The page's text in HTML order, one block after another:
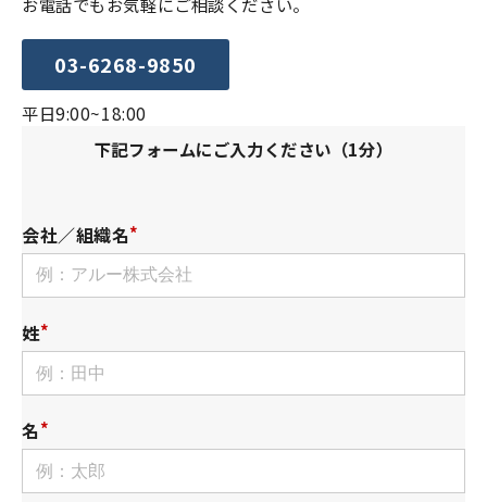
03-6268-9850
平日9:00~18:00
下記フォームにご入力ください（1分）
会社／組織名
姓
名